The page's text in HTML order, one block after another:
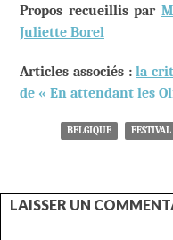
Propos recueillis par
Juliette Borel
Articles associés :la
de « En attendant les
BELGIQUE
LAISSER UN